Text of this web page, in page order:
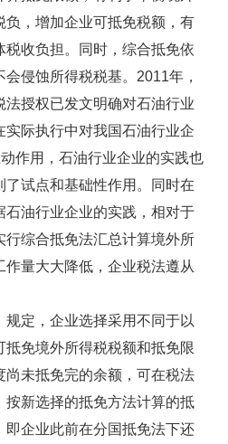
负，增加企业可抵免税额，有
收负担。同时，综合抵免依
侵蚀所得税税基。2011年，
法授权已发文明确对石油行业
际执行中对我国石油行业企
作用，石油行业企业的实践也
了试点和基础性作用。同时在
石油行业企业的实践，相对于
行综合抵免法汇总计算境外所
量大大降低，企业税法遵从
定，企业选择采用不同于以
免境外所得税税额和抵免限
尚未抵免完的余额，可在税法
按新选择的抵免方法计算的抵
即企业此前在分国抵免法下还